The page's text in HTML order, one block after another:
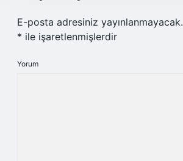
E-posta adresiniz yayınlanmayacak.
* ile işaretlenmişlerdir
Yorum